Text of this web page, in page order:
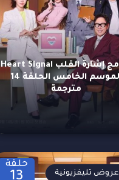
برنامج إشارة القلب Heart Signal
الموسم الخامس الحلقة 14
مترجمة
حلقة
عروض تليفزيونية